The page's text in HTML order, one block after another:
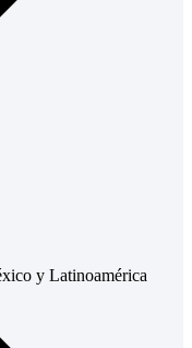
y Latinoamérica